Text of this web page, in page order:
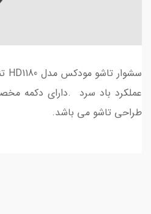
عملکرد باد سرد .دارای
طراحی تاشو می باشد.